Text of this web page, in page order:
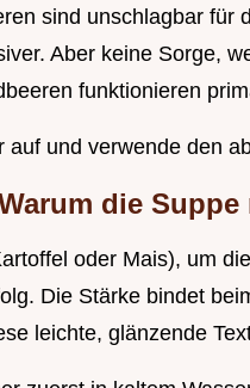
sind unschlagbar für
Aber keine Sorge,
funktionieren
auf und verwende den
die
oder Mais), um die
Die Stärke bindet
leichte, glänzende